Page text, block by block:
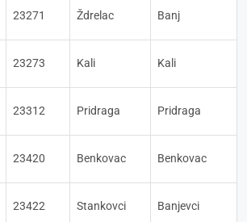
23271 Ždrelac Banj
23273 Kali Kali
23312 Pridraga Pridraga
23420 Benkovac Benkovac
23422 Stankovci Banjevci